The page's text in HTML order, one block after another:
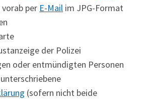
vorab per E-Mail im JPG-Format
der Polizei
oder entmündigten Personen
(sofern nicht beide